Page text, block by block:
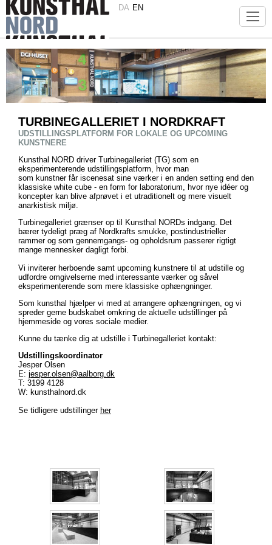
DA EN
TURBINEGALLERIET I NORDKRAFT
UDSTILLINGSPLATFORM FOR LOKALE OG UPCOMING
KUNSTNERE
Kunsthal NORD driver Turbinegalleriet (TG) som en
eksperimenterende udstillingsplatform, hvor man
som kunstner får iscenesat sine værker i en anden setting end den
klassiske white cube - en form for laboratorium, hvor nye idéer og
koncepter kan blive afprøvet i et utraditionelt og mere visuelt
anarkistisk miljø.
Turbinegalleriet grænser op til Kunsthal NORDs indgang. Det
bærer tydeligt præg af Nordkrafts smukke, postindustrieller
rammer og som gennemgangs- og opholdsrum passerer rigtigt
mange mennesker dagligt forbi.
Vi inviterer herboende samt upcoming kunstnere til at udstille og
udfordre omgivelserne med interessante værker og såvel
eksperimenterende som mere klassiske ophængninger.
Som kunsthal hjælper vi med at arrangere ophængningen, og vi
spreder gerne budskabet omkring de aktuelle udstillinger på
hjemmeside og vores sociale medier.
Kunne du tænke dig at udstille i Turbinegalleriet kontakt:
Udstillingskoordinator
Jesper Olsen
E: jesper.olsen@aalborg.dk
T: 3199 4128
W: kunsthalnord.dk
Se tidligere udstillinger her